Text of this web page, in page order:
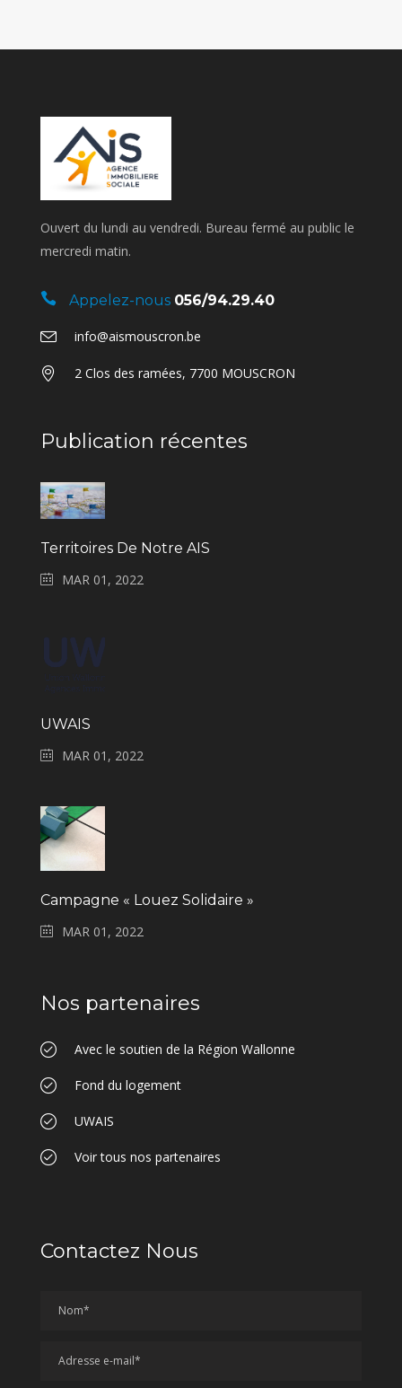
Ouvert du lundi au vendredi. Bureau fermé au public le
mercredi matin.
Appelez-nous 056/94.29.40
info@aismouscron.be
2 Clos des ramées, 7700 MOUSCRON
Publication récentes
Territoires De Notre AIS
MAR 01, 2022
UWAIS
MAR 01, 2022
Campagne « Louez Solidaire »
MAR 01, 2022
Nos partenaires
Avec le soutien de la Région Wallonne
Fond du logement
UWAIS
Voir tous nos partenaires
Contactez Nous